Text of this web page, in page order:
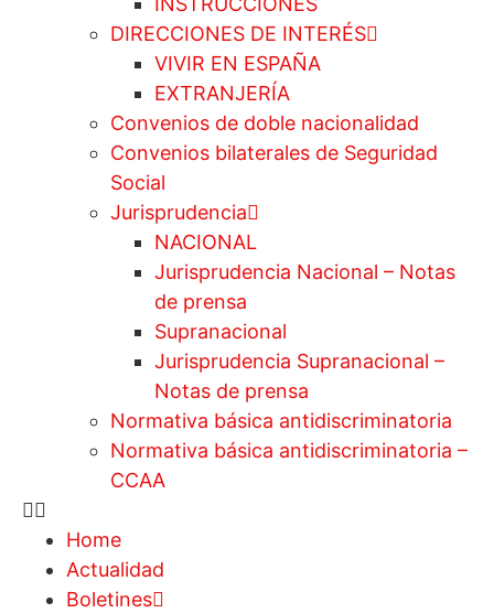
DIRECCIONES DE INTERÉS
VIVIR EN ESPAÑA
EXTRANJERÍA
Convenios de doble nacionalidad
Convenios bilaterales de Seguridad
Social
Jurisprudencia
NACIONAL
Jurisprudencia Nacional – Notas
de prensa
Supranacional
Jurisprudencia Supranacional –
Notas de prensa
Normativa básica antidiscriminatoria
Normativa básica antidiscriminatoria –
CCAA
Home
Actualidad
Boletines